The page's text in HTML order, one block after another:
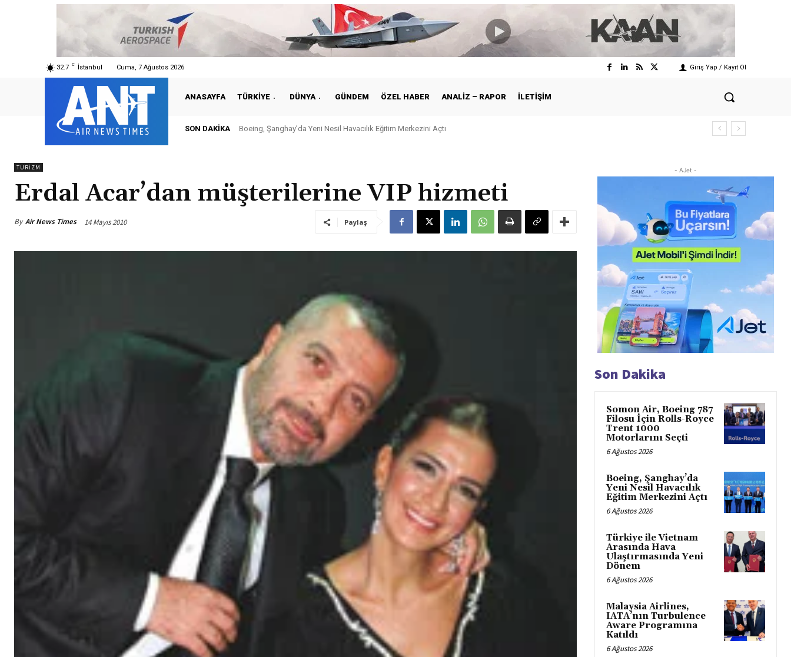
32.7 C İstanbul Cuma, 7 Ağustos 2026 Giriş Yap / Kayıt Ol
ANASAYFA TÜRKIYE DÜNYA GÜNDEM ÖZEL HABER ANALIZ – RAPOR İLETIŞIM
SON DAKIKA Boeing, Şanghay’da Yeni Nesil Havacılık Eğitim Merkezini Açtı
Türkiye ile Vietnam Arasında Hava Ulaştırmasında Yeni Dönem
TURIZM
Erdal Acar’dan müşterilerine VIP hizmeti
By Air News Times 14 Mayıs 2010 Paylaş
- AJet -
Son Dakika
Somon Air, Boeing 787
Filosu İçin Rolls-Royce
Trent 1000
Motorlarını Seçti
6 Ağustos 2026
Boeing, Şanghay’da
Yeni Nesil Havacılık
Eğitim Merkezini Açtı
6 Ağustos 2026
Türkiye ile Vietnam
Arasında Hava
Ulaştırmasında Yeni
Dönem
6 Ağustos 2026
Malaysia Airlines,
IATA’nın Turbulence
Aware Programına
Katıldı
6 Ağustos 2026